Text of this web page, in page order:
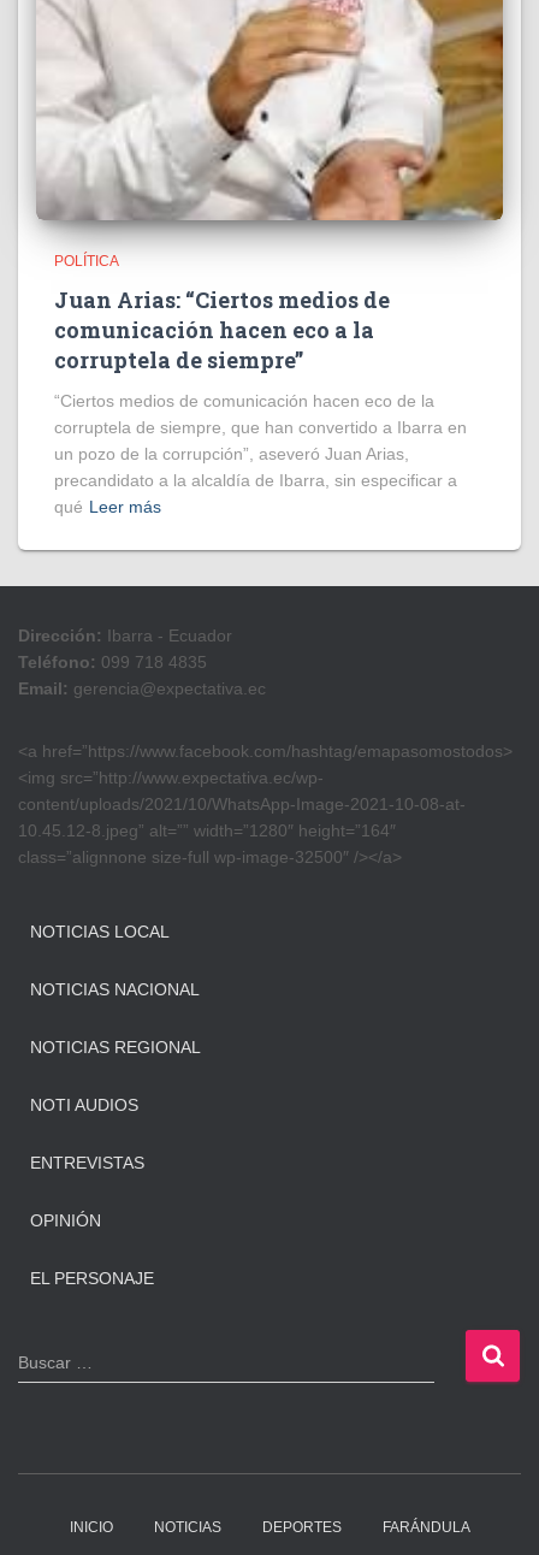
POLÍTICA
Juan Arias: “Ciertos medios de
comunicación hacen eco a la
corruptela de siempre”
“Ciertos medios de comunicación hacen eco de la
corruptela de siempre, que han convertido a Ibarra en
un pozo de la corrupción”, aseveró Juan Arias,
precandidato a la alcaldía de Ibarra, sin especificar a
qué Leer más
Dirección: Ibarra - Ecuador
Teléfono: 099 718 4835
Email: gerencia@expectativa.ec
<a href=”https://www.facebook.com/hashtag/emapasomostodos>
<img src=”http://www.expectativa.ec/wp-
content/uploads/2021/10/WhatsApp-Image-2021-10-08-at-
10.45.12-8.jpeg” alt=”” width=”1280″ height=”164″
class=”alignnone size-full wp-image-32500″ /></a>
NOTICIAS LOCAL
NOTICIAS NACIONAL
NOTICIAS REGIONAL
NOTI AUDIOS
ENTREVISTAS
OPINIÓN
EL PERSONAJE
B
u
Buscar …
INICIO NOTICIAS DEPORTES FARÁNDULA